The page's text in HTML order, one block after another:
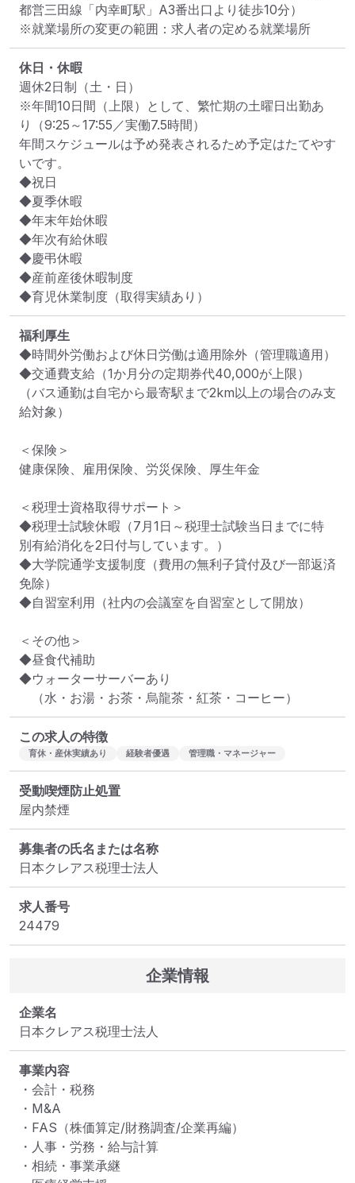
都営三田線「内幸町駅」A3番出口より徒歩10分）
※就業場所の変更の範囲：求人者の定める就業場所
休日・休暇
週休2日制（土・日）
※年間10日間（上限）として、繁忙期の土曜日出勤あ
り（9:25～17:55／実働7.5時間）
年間スケジュールは予め発表されるため予定はたてやす
いです。
◆祝日
◆夏季休暇
◆年末年始休暇
◆年次有給休暇
◆慶弔休暇
◆産前産後休暇制度
◆育児休業制度（取得実績あり）
福利厚生
◆時間外労働および休日労働は適用除外（管理職適用）
◆交通費支給（1か月分の定期券代40,000が上限）
（バス通勤は自宅から最寄駅まで2km以上の場合のみ支
給対象）
＜保険＞
健康保険、雇用保険、労災保険、厚生年金
＜税理士資格取得サポート＞
◆税理士試験休暇（7月1日～税理士試験当日までに特
別有給消化を2日付与しています。）
◆大学院通学支援制度（費用の無利子貸付及び一部返済
免除）
◆自習室利用（社内の会議室を自習室として開放）
＜その他＞
◆昼食代補助
◆ウォーターサーバーあり
（水・お湯・お茶・烏龍茶・紅茶・コーヒー）
この求人の特徴
育休・産休実績あり 経験者優遇 管理職・マネージャー
受動喫煙防止処置
屋内禁煙
募集者の氏名または名称
日本クレアス税理士法人
求人番号
24479
企業情報
企業名
日本クレアス税理士法人
事業内容
・会計・税務
・M&A
・FAS（株価算定/財務調査/企業再編）
・人事・労務・給与計算
・相続・事業承継